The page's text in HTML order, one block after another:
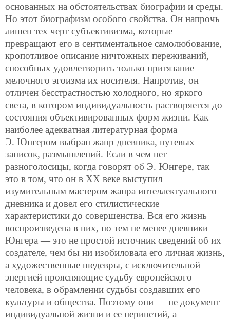
основанных на обстоятельствах биографии и среды.
Но этот биографизм особого свойства. Он напрочь
лишен тех черт субъективизма, которые
превращают его в сентиментальное самолюбование,
кропотливое описание ничтожных переживаний,
способных удовлетворить только притязание
мелочного эгоизма их носителя. Напротив, он
отличен бесстрастностью холодного, но яркого
света, в котором индивидуальность растворяется до
состояния объективированных форм жизни. Как
наиболее адекватная литературная форма
Э. Юнгером выбран жанр дневника, путевых
записок, размышлений. Если в чем нет
разноголосицы, когда говорят об Э. Юнгере, так
это в том, что он в XX веке выступил
изумительным мастером жанра интеллектуального
дневника и довел его стилистические
характеристики до совершенства. Вся его жизнь
воспроизведена в них, но тем не менее дневники
Юнгера — это не простой источник сведений об их
создателе, чем бы ни изобиловала его личная жизнь,
а художественные шедевры, с исключительной
энергией проясняющие судьбу европейского
человека, в обрамлении судьбы создавших его
культуры и общества. Поэтому они — не документ
индивидуальной жизни и ее перипетий, а